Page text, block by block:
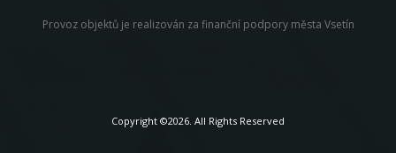
Provoz objektů je realizován za finanční podpory města Vsetín
Copyright ©2026. All Rights Reserved